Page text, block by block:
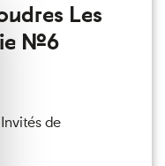
Les
n°6
de
le